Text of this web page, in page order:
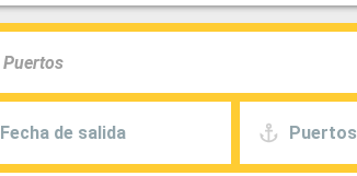
Fecha de salida Puertos